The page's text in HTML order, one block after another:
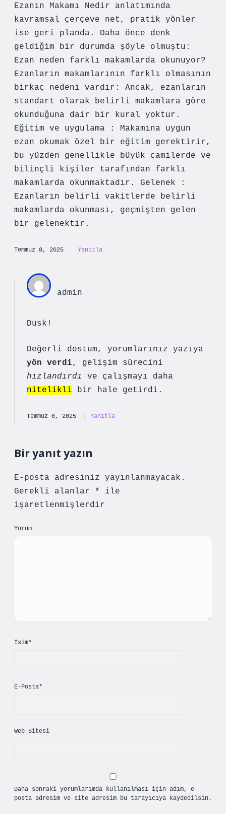
Ezanın Makamı Nedir anlatımında
kavramsal çerçeve net, pratik yönler
ise geri planda. Daha önce denk
geldiğim bir durumda şöyle olmuştu:
Ezan neden farklı makamlarda okunuyor?
Ezanların makamlarının farklı olmasının
birkaç nedeni vardır: Ancak, ezanların
standart olarak belirli makamlara göre
okunduğuna dair bir kural yoktur.
Eğitim ve uygulama : Makamına uygun
ezan okumak özel bir eğitim gerektirir,
bu yüzden genellikle büyük camilerde ve
bilinçli kişiler tarafından farklı
makamlarda okunmaktadır. Gelenek :
Ezanların belirli vakitlerde belirli
makamlarda okunması, geçmişten gelen
bir gelenektir.
Temmuz 8, 2025 Yanıtla
admin
Dusk!
Değerli dostum, yorumlarınız yazıya
yön verdi, gelişim sürecini
hızlandırdı
ve çalışmayı daha
nitelikli bir hale getirdi.
Temmuz 8, 2025 Yanıtla
Bir yanıt yazın
E-posta adresiniz yayınlanmayacak.
Gerekli alanlar
*
ile
işaretlenmişlerdir
Yorum
İsim*
E-Posta*
Web Sitesi
Daha sonraki yorumlarımda kullanılması için adım, e-
posta adresim ve site adresim bu tarayıcıya kaydedilsin.